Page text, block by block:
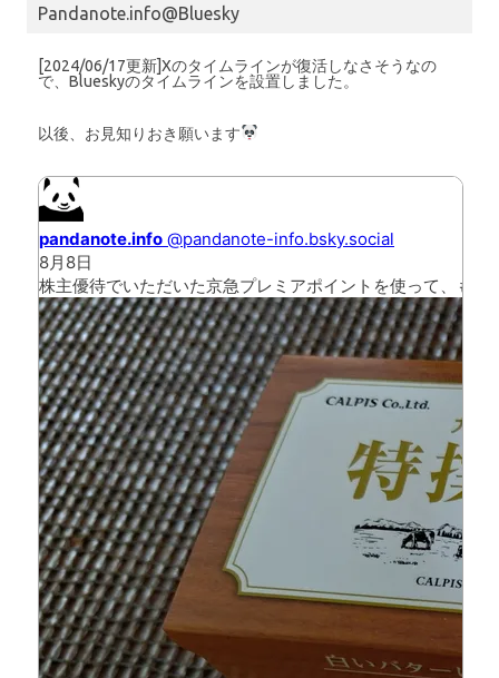
Pandanote.info@Bluesky
[2024/06/17更新]Xのタイムラインが復活しなさそうなの
で、Blueskyのタイムラインを設置しました。
以後、お見知りおき願います